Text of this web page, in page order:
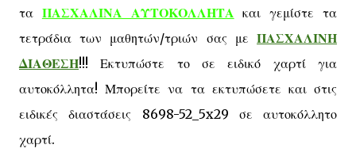
τα ΠΑΣΧΑΛΙΝΑ ΑΥΤΟΚΟΛΛΗΤΑ
και γεμίστε τα
τετράδια των μαθητών/τριών σας με ΠΑΣΧΑΛΙΝΗ
ΔΙΑΘΕΣΗ!!! Εκτυπώστε το σε ειδικό χαρτί για
αυτοκόλλητα! Μπορείτε να τα εκτυπώσετε και στις
ειδικές διαστάσεις 8698-52_5x29 σε αυτοκόλλητο
χαρτί.